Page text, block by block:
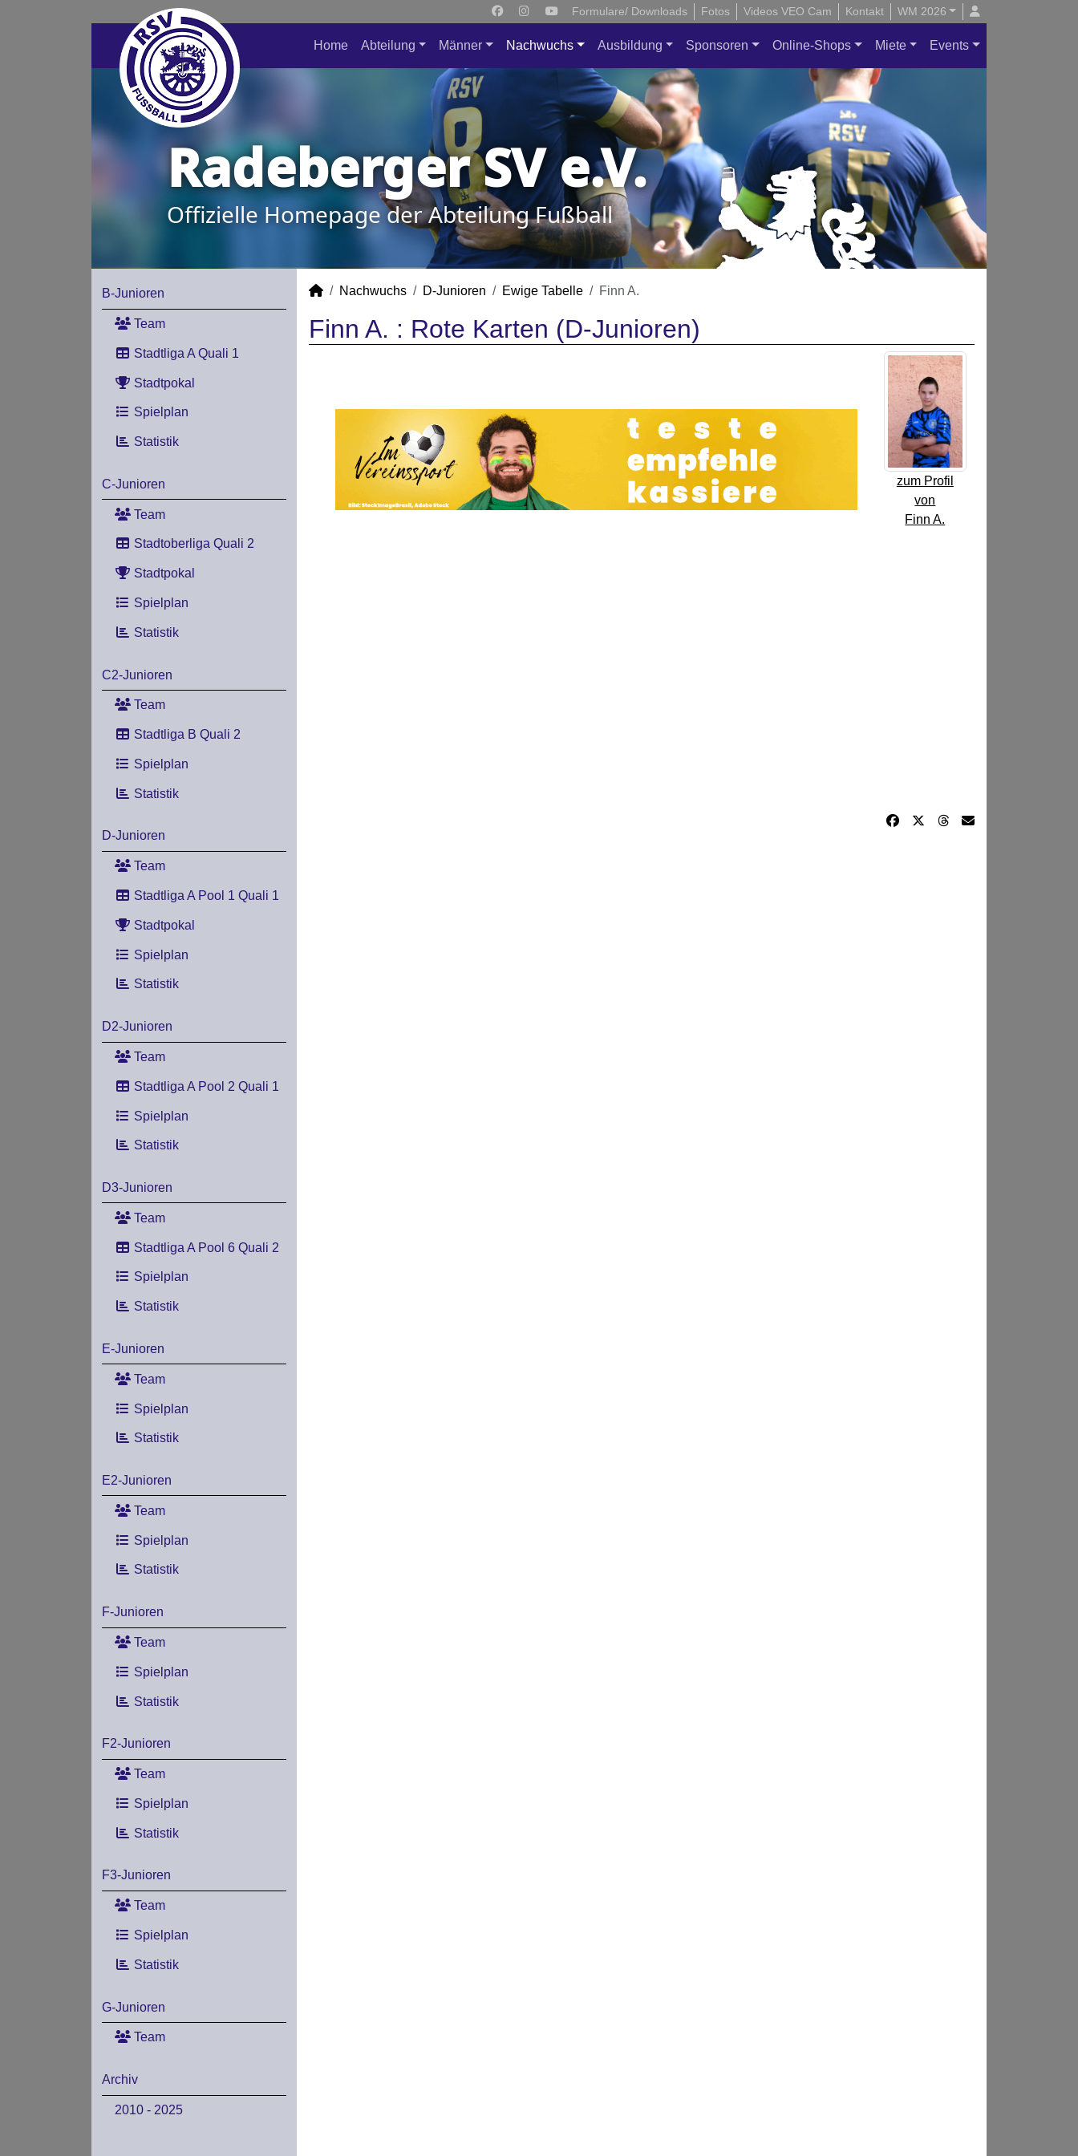
Formulare/ Downloads Fotos Videos VEO Cam Kontakt WM 2026
Home Abteilung Männer Nachwuchs Ausbildung Sponsoren Online-Shops Miete Events
Radeberger SV e.V.
Offizielle Homepage der Abteilung Fußball
B-Junioren
Team
Stadtliga A Quali 1
Stadtpokal
Spielplan
Statistik
C-Junioren
Team
Stadtoberliga Quali 2
Stadtpokal
Spielplan
Statistik
C2-Junioren
Team
Stadtliga B Quali 2
Spielplan
Statistik
D-Junioren
Team
Stadtliga A Pool 1 Quali 1
Stadtpokal
Spielplan
Statistik
D2-Junioren
Team
Stadtliga A Pool 2 Quali 1
Spielplan
Statistik
D3-Junioren
Team
Stadtliga A Pool 6 Quali 2
Spielplan
Statistik
E-Junioren
Team
Spielplan
Statistik
E2-Junioren
Team
Spielplan
Statistik
F-Junioren
Team
Spielplan
Statistik
F2-Junioren
Team
Spielplan
Statistik
F3-Junioren
Team
Spielplan
Statistik
G-Junioren
Team
Archiv
2010 - 2025
Nachwuchs D-Junioren Ewige Tabelle Finn A.
Finn A. : Rote Karten (D-Junioren)
zum Profil
von
Finn A.